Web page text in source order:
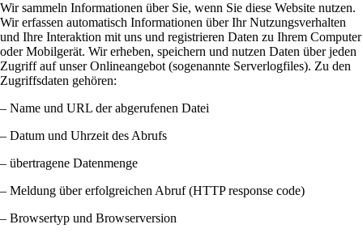
Wir sammeln Informationen über Sie, wenn Sie diese Website nutzen.
Wir erfassen automatisch Informationen über Ihr Nutzungsverhalten
und Ihre Interaktion mit uns und registrieren Daten zu Ihrem Computer
oder Mobilgerät. Wir erheben, speichern und nutzen Daten über jeden
Zugriff auf unser Onlineangebot (sogenannte Serverlogfiles). Zu den
Zugriffsdaten gehören:
– Name und URL der abgerufenen Datei
– Datum und Uhrzeit des Abrufs
– übertragene Datenmenge
– Meldung über erfolgreichen Abruf (HTTP response code)
– Browsertyp und Browserversion